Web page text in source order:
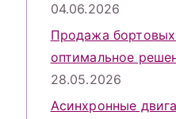
04.06.2026
Продажа
оптимальное
28.05.2026
Асинхронные